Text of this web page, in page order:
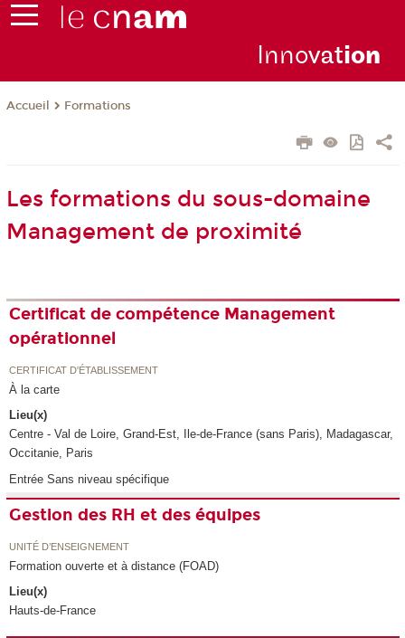
Innovation
Accueil Formations
Les formations du sous-domaine
Management de proximité
Certificat de compétence Management
opérationnel
CERTIFICAT D'ÉTABLISSEMENT
À la carte
Lieu(x)
Centre - Val de Loire, Grand-Est, Ile-de-France (sans Paris), Madagascar,
Occitanie, Paris
Entrée Sans niveau spécifique
Gestion des RH et des équipes
UNITÉ D’ENSEIGNEMENT
Formation ouverte et à distance (FOAD)
Lieu(x)
Hauts-de-France